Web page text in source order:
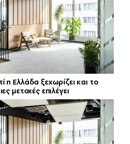
η Ελλάδα ξεχωρίζει και το
μετοχές επιλέγει